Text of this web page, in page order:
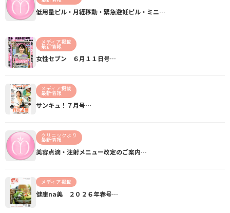
低用量ピル・月経移動・緊急避妊ピル・ミニ…
メディア掲載
最新情報
女性セブン ６月１１日号…
メディア掲載
最新情報
サンキュ！７月号…
クリニックより
最新情報
美容点滴・注射メニュー改定のご案内…
メディア掲載
健康na美 ２０２６年春号…